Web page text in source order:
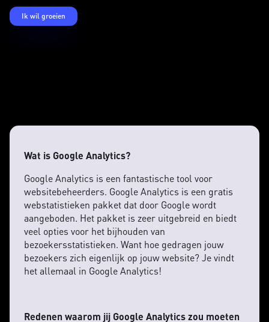
Ik wil groeien
Wat is Google Analytics?
Google Analytics is een fantastische tool voor
websitebeheerders. Google Analytics is een gratis
webstatistieken pakket dat door Google wordt
aangeboden. Het pakket is zeer uitgebreid en biedt
veel opties voor het bijhouden van
bezoekersstatistieken. Want hoe gedragen jouw
bezoekers zich eigenlijk op jouw website? Je vindt
het allemaal in Google Analytics!
Redenen waarom jij Google Analytics zou moeten